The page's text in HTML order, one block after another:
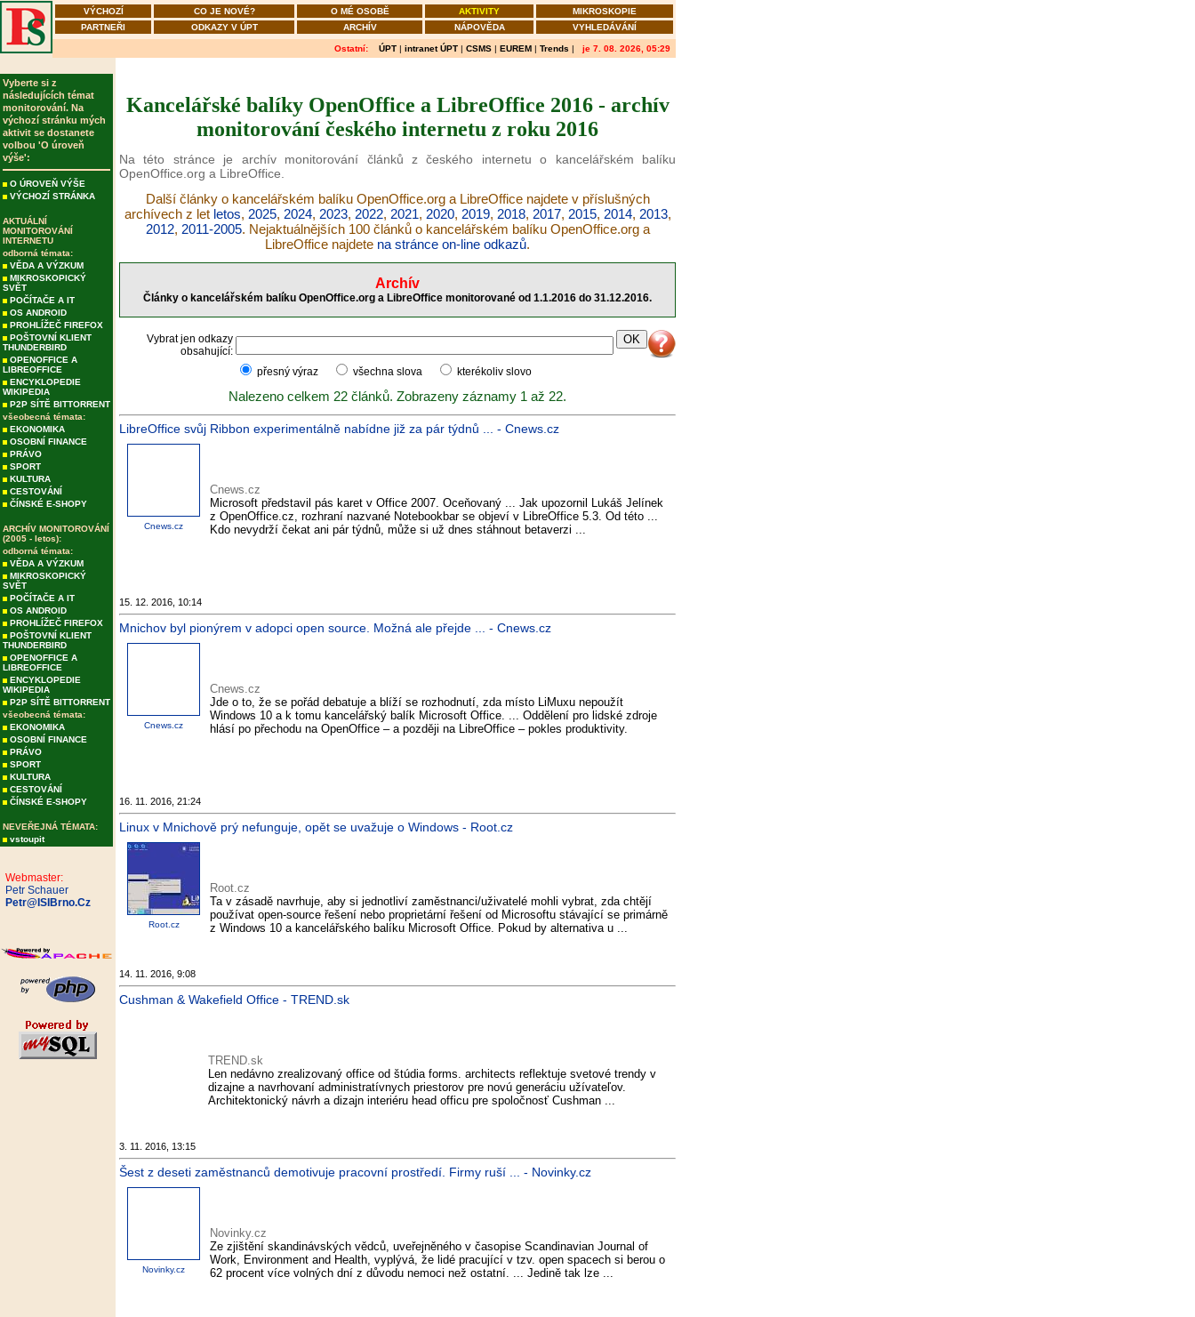
VÝCHOZÍ CO JE NOVÉ? O MÉ OSOBĚ AKTIVITY
MIKROSKOPIE
PARTNEŘI
ODKAZY V ÚPT ARCHÍV NÁPOVĚDA VYHLEDÁVÁNÍ
Ostatní: ÚPT | intranet ÚPT | CSMS | EUREM | Trends | je 7. 08. 2026, 05:29
Vyberte si z
následujících témat
monitorování. Na
výchozí stránku mých
aktivit se dostanete
volbou 'O úroveň
výše':
O ÚROVEŇ VÝŠE
VÝCHOZÍ STRÁNKA
AKTUÁLNÍ
MONITOROVÁNÍ
INTERNETU
odborná témata:
VĚDA A VÝZKUM
MIKROSKOPICKÝ
SVĚT
POČÍTAČE A IT
OS ANDROID
PROHLÍŽEČ FIREFOX
POŠTOVNÍ KLIENT
THUNDERBIRD
OPENOFFICE A
LIBREOFFICE
ENCYKLOPEDIE
WIKIPEDIA
P2P SÍTĚ BITTORRENT
všeobecná témata:
EKONOMIKA
OSOBNÍ FINANCE
PRÁVO
SPORT
KULTURA
CESTOVÁNÍ
ČÍNSKÉ E-SHOPY
ARCHÍV MONITOROVÁNÍ
(2005 - letos):
odborná témata:
VĚDA A VÝZKUM
MIKROSKOPICKÝ
SVĚT
POČÍTAČE A IT
OS ANDROID
PROHLÍŽEČ FIREFOX
POŠTOVNÍ KLIENT
THUNDERBIRD
OPENOFFICE A
LIBREOFFICE
ENCYKLOPEDIE
WIKIPEDIA
P2P SÍTĚ BITTORRENT
všeobecná témata:
EKONOMIKA
OSOBNÍ FINANCE
PRÁVO
SPORT
KULTURA
CESTOVÁNÍ
ČÍNSKÉ E-SHOPY
NEVEŘEJNÁ TÉMATA:
vstoupit
Webmaster:
Petr Schauer
Petr@ISIBrno.Cz
Kancelářské balíky OpenOffice a LibreOffice 2016 - archív
monitorování českého internetu z roku 2016
Na této stránce je archív monitorování článků z českého internetu o kancelářském balíku
OpenOffice.org a LibreOffice.
Další články o kancelářském balíku OpenOffice.org a LibreOffice najdete v příslušných
archívech z let letos, 2025, 2024, 2023, 2022, 2021, 2020, 2019, 2018, 2017, 2015, 2014, 2013,
2012, 2011-2005. Nejaktuálnějších 100 článků o kancelářském balíku OpenOffice.org a
LibreOffice najdete na stránce on-line odkazů.
Archív
Články o kancelářském balíku OpenOffice.org a LibreOffice monitorované od 1.1.2016 do 31.12.2016.
Vybrat jen odkazy
obsahující:
přesný výraz
všechna slova kterékoliv slovo
Nalezeno celkem 22 článků. Zobrazeny záznamy 1 až 22.
LibreOffice svůj Ribbon experimentálně nabídne již za pár týdnů ... - Cnews.cz
Cnews.cz
Cnews.cz
Microsoft představil pás karet v Office 2007. Oceňovaný ... Jak upozornil Lukáš Jelínek
z OpenOffice.cz, rozhraní nazvané Notebookbar se objeví v LibreOffice 5.3. Od této ...
Kdo nevydrží čekat ani pár týdnů, může si už dnes stáhnout betaverzi ...
15. 12. 2016, 10:14
Mnichov byl pionýrem v adopci open source. Možná ale přejde ... - Cnews.cz
Cnews.cz
Cnews.cz
Jde o to, že se pořád debatuje a blíží se rozhodnutí, zda místo LiMuxu nepoužít
Windows 10 a k tomu kancelářský balík Microsoft Office. ... Oddělení pro lidské zdroje
hlásí po přechodu na OpenOffice – a později na LibreOffice – pokles produktivity.
16. 11. 2016, 21:24
Linux v Mnichově prý nefunguje, opět se uvažuje o Windows - Root.cz
Root.cz
Root.cz
Ta v zásadě navrhuje, aby si jednotliví zaměstnanci/uživatelé mohli vybrat, zda chtějí
používat open-source řešení nebo proprietární řešení od Microsoftu stávající se primárně
z Windows 10 a kancelářského balíku Microsoft Office. Pokud by alternativa u ...
14. 11. 2016, 9:08
Cushman & Wakefield Office - TREND.sk
TREND.sk
Len nedávno zrealizovaný office od štúdia forms. architects reflektuje svetové trendy v
dizajne a navrhovaní administratívnych priestorov pre novú generáciu užívateľov.
Architektonický návrh a dizajn interiéru head officu pre spoločnosť Cushman ...
3. 11. 2016, 13:15
Šest z deseti zaměstnanců demotivuje pracovní prostředí. Firmy ruší ... - Novinky.cz
Novinky.cz
Novinky.cz
Ze zjištění skandinávských vědců, uveřejněného v časopise Scandinavian Journal of
Work, Environment and Health, vyplývá, že lidé pracující v tzv. open spacech si berou o
62 procent více volných dní z důvodu nemoci než ostatní. ... Jedině tak lze ...